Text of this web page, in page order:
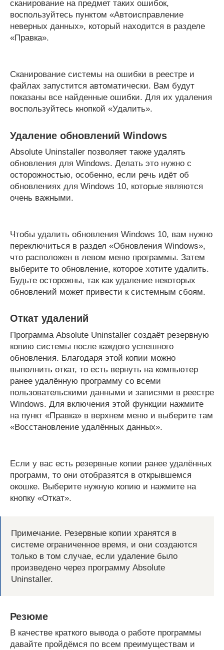
сканирование на предмет таких ошибок,
воспользуйтесь пунктом «Автоисправление
неверных данных», который находится в разделе
«Правка».
Сканирование системы на ошибки в реестре и
файлах запустится автоматически. Вам будут
показаны все найденные ошибки. Для их удаления
воспользуйтесь кнопкой «Удалить».
Удаление обновлений Windows
Absolute Uninstaller позволяет также удалять
обновления для Windows. Делать это нужно с
осторожностью, особенно, если речь идёт об
обновлениях для Windows 10, которые являются
очень важными.
Чтобы удалить обновления Windows 10, вам нужно
переключиться в раздел «Обновления Windows»,
что расположен в левом меню программы. Затем
выберите то обновление, которое хотите удалить.
Будьте осторожны, так как удаление некоторых
обновлений может привести к системным сбоям.
Откат удалений
Программа Absolute Uninstaller создаёт резервную
копию системы после каждого успешного
обновления. Благодаря этой копии можно
выполнить откат, то есть вернуть на компьютер
ранее удалённую программу со всеми
пользовательскими данными и записями в реестре
Windows. Для включения этой функции нажмите
на пункт «Правка» в верхнем меню и выберите там
«Восстановление удалённых данных».
Если у вас есть резервные копии ранее удалённых
программ, то они отобразятся в открывшемся
окошке. Выберите нужную копию и нажмите на
кнопку «Откат».
Примечание. Резервные копии хранятся в
системе ограниченное время, и они создаются
только в том случае, если удаление было
произведено через программу Absolute
Uninstaller.
Резюме
В качестве краткого вывода о работе программы
давайте пройдёмся по всем преимуществам и